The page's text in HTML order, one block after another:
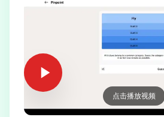
点击播放视频